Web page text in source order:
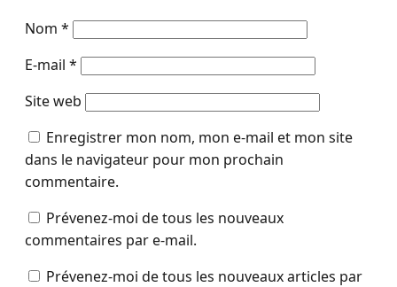
Nom *
E-mail *
Site web
Enregistrer mon nom, mon e-mail et mon site
dans le navigateur pour mon prochain
commentaire.
Prévenez-moi de tous les nouveaux
commentaires par e-mail.
Prévenez-moi de tous les nouveaux articles par